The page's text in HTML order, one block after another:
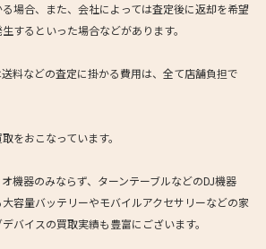
場合、また、会社によっては査定後に返却を希望
するといった場合などがあります。
料などの査定に掛かる費用は、全て店舗負担で
をおこなっています。
機器のみならず、ターンテーブルなどのDJ機器
容量バッテリーやモバイルアクセサリーなどの家
バイスの買取実績も豊富にございます。